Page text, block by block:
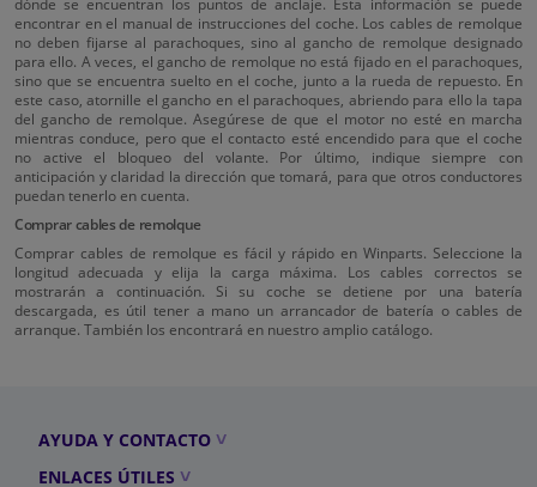
dónde se encuentran los puntos de anclaje. Esta información se puede
encontrar en el manual de instrucciones del coche. Los cables de remolque
no deben fijarse al parachoques, sino al gancho de remolque designado
para ello. A veces, el gancho de remolque no está fijado en el parachoques,
sino que se encuentra suelto en el coche, junto a la rueda de repuesto. En
este caso, atornille el gancho en el parachoques, abriendo para ello la tapa
del gancho de remolque. Asegúrese de que el motor no esté en marcha
mientras conduce, pero que el contacto esté encendido para que el coche
no active el bloqueo del volante. Por último, indique siempre con
anticipación y claridad la dirección que tomará, para que otros conductores
puedan tenerlo en cuenta.
Comprar cables de remolque
Comprar cables de remolque es fácil y rápido en Winparts. Seleccione la
longitud adecuada y elija la carga máxima. Los cables correctos se
mostrarán a continuación. Si su coche se detiene por una batería
descargada, es útil tener a mano un arrancador de batería o cables de
arranque. También los encontrará en nuestro amplio catálogo.
AYUDA Y CONTACTO
ENLACES ÚTILES